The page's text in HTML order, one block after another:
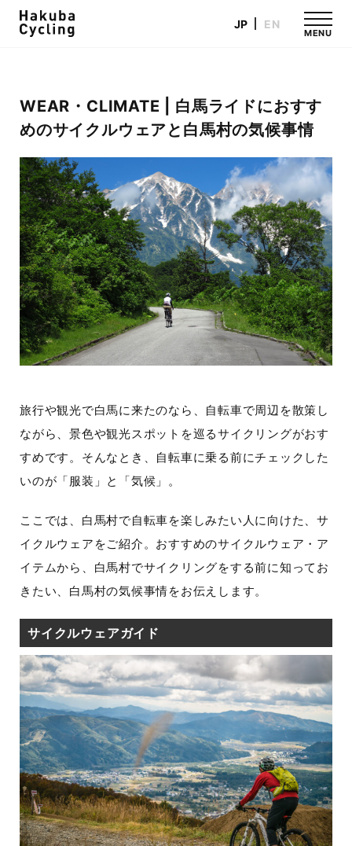
EN
JP
MENU
WEAR・CLIMATE | 白馬ライドにおすす
めのサイクルウェアと白馬村の気候事情
旅行や観光で白馬に来たのなら、自転車で周辺を散策し
ながら、景色や観光スポットを巡るサイクリングがおす
すめです。そんなとき、自転車に乗る前にチェックした
いのが「服装」と「気候」。
ここでは、白馬村で自転車を楽しみたい人に向けた、サ
イクルウェアをご紹介。おすすめのサイクルウェア・ア
イテムから、白馬村でサイクリングをする前に知ってお
きたい、白馬村の気候事情をお伝えします。
サイクルウェアガイド